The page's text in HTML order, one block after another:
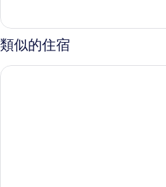
的
所
有
相
洋
房,
海
的
類似的住宿
基亞奧拉渡假村及水療中心